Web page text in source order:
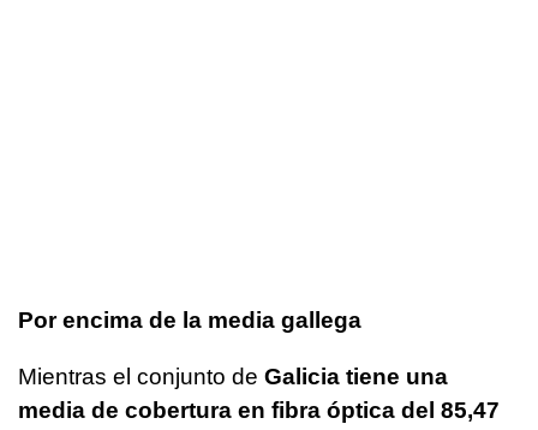
Por encima de la media gallega
Mientras el conjunto de Galicia tiene una
media de cobertura en fibra óptica del 85,47